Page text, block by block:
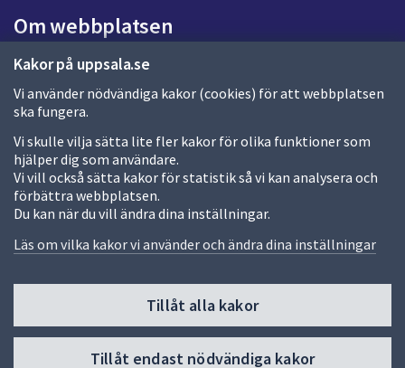
Kakor på uppsala.se
Vi använder nödvändiga kakor (cookies) för att webbplatsen
ska fungera.
Vi skulle vilja sätta lite fler kakor för olika funktioner som
hjälper dig som användare.
Vi vill också sätta kakor för statistik så vi kan analysera och
förbättra webbplatsen.
Du kan när du vill ändra dina inställningar.
Läs om vilka kakor vi använder och ändra dina inställningar
Tillåt alla kakor
Tillåt endast nödvändiga kakor
a
Om webbplatsen
Om webbplatsen
Allmänna handlingar och diarium
Behandling av personuppgifter
Kakor
Språk (other languages)
Tillgänglighetsredogörelse
Fler sätt att följa oss